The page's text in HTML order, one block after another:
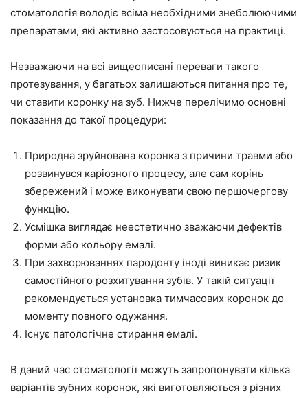
стоматологія володіє всіма необхідними знеболюючими
препаратами, які активно застосовуються на практиці.
Незважаючи на всі вищеописані переваги такого
протезування, у багатьох залишаються питання про те,
чи ставити коронку на зуб. Нижче перелічимо основні
показання до такої процедури:
Природна зруйнована коронка з причини травми або
розвинувся каріозного процесу, але сам корінь
збережений і може виконувати свою першочергову
функцію.
Усмішка виглядає неестетично зважаючи дефектів
форми або кольору емалі.
При захворюваннях пародонту іноді виникає ризик
самостійного розхитування зубів. У такій ситуації
рекомендується установка тимчасових коронок до
моменту повного одужання.
Існує патологічне стирання емалі.
В даний час стоматології можуть запропонувати кілька
варіантів зубних коронок, які виготовляються з різних